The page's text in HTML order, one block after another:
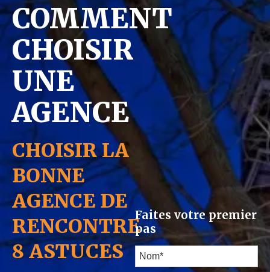
COMMENT
CHOISIR
UNE
AGENCE
CHOISIR LA
BONNE
AGENCE DE
RENCONTRE
8 ASTUCES
Faites votre premier
pas